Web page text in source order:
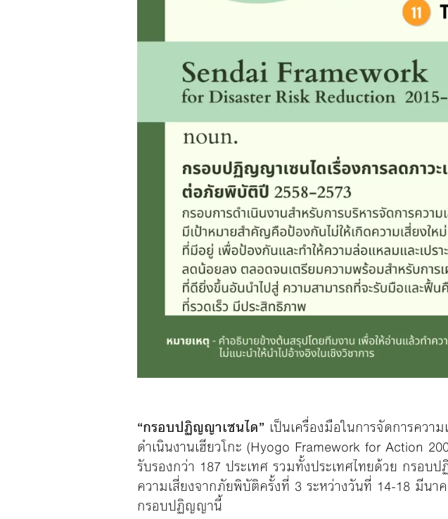
“กรอบปฏิญญาเซนได” เป็นเครื่องมือในการจัดการคว
ดำเนินงานเฮียวโกะ (Hyogo Framework for Action
รับรองกว่า 187 ประเทศ รวมทั้งประเทศไทยด้วย กรอบ
ความเสี่ยงจากภัยพิบัติครั้งที่ 3 ระหว่างวันที่ 14-18 มีน
กรอบปฏิญญานี้